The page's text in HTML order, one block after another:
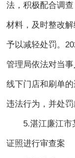
法，积极配合调
材料，及时整改
予以减轻处罚。
管理局依法对当
线下门店和刷单
违法行为，并处罚
5.湛江廉江市
证照进行审查案